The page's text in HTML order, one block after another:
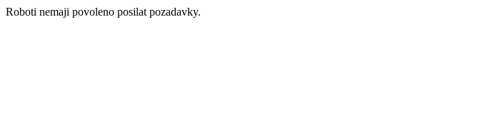
Roboti nemaji povoleno posilat pozadavky.